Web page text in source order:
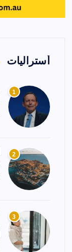
أستراليات
1
2
3